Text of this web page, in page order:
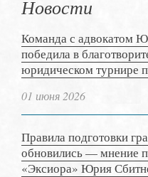
Новости
Команда с адвокатом
победила в
юридическом турнире
01 июня 2026
Правила подготовки
обновились — мнение
«Эксиора» Юрия